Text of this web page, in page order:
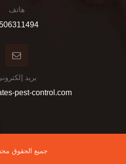
هاتف
بريد
pest-control.com
جميع الحقوق